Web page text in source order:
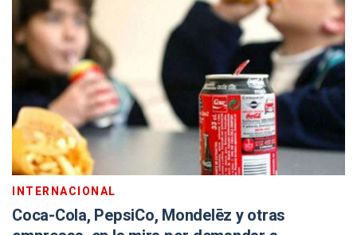
INTERNACIONAL
Coca-Cola, PepsiCo, Mondelēz y otras